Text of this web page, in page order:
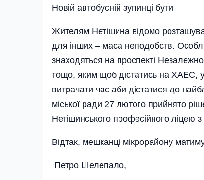
Новій автобусній зупинці бути
Жителям Нетішина відомо
для інших – маса неподобств.
знаходяться на проспекті
тощо, яким щоб дістатись на ХАЕС, у
витрачати час аби дістатися до
міської ради 27 лютого прийнято
Нетішинського професійного ліцею
Відтак, мешканці мікрорайону
Петро Шелепало,